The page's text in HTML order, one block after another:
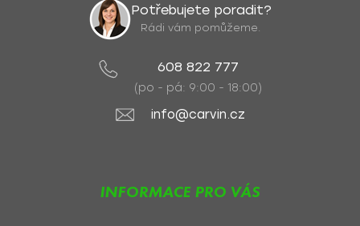
Potřebujete poradit?
Rádi vám pomůžeme.
608 822 777
(po - pá: 9:00 - 18:00)
info@carvin.cz
INFORMACE PRO VÁS